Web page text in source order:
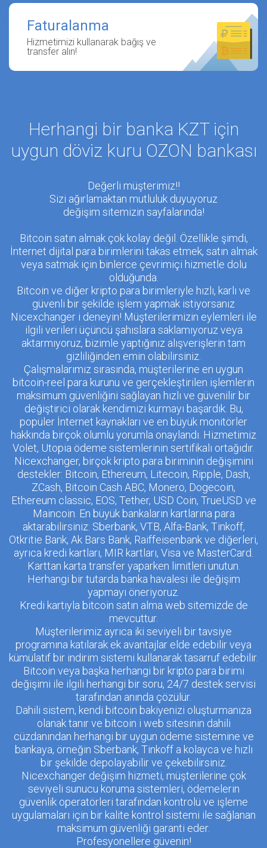
Faturalanma
Hizmetimizi kullanarak bağış ve
transfer alın!
Herhangi bir banka KZT için
uygun döviz kuru OZON bankası
Değerli müşterimiz!!
Sizi ağırlamaktan mutluluk duyuyoruz
değişim sitemizin sayfalarında!
Bitcoin satın almak çok kolay değil. Özellikle şimdi,
İnternet dijital para birimlerini takas etmek, satın almak
veya satmak için binlerce çevrimiçi hizmetle dolu
olduğunda.
Bitcoin ve diğer kripto para birimleriyle hızlı, karlı ve
güvenli bir şekilde işlem yapmak istiyorsanız
Nicexchanger i deneyin! Müşterilerimizin eylemleri ile
ilgili verileri üçüncü şahıslara saklamıyoruz veya
aktarmıyoruz, bizimle yaptığınız alışverişlerin tam
gizliliğinden emin olabilirsiniz.
Çalışmalarımız sırasında, müşterilerine en uygun
bitcoin-reel para kurunu ve gerçekleştirilen işlemlerin
maksimum güvenliğini sağlayan hızlı ve güvenilir bir
değiştirici olarak kendimizi kurmayı başardık. Bu,
popüler İnternet kaynakları ve en büyük monitörler
hakkında birçok olumlu yorumla onaylandı. Hizmetimiz
Volet, Utopia ödeme sistemlerinin sertifikalı ortağıdır.
Nicexchanger, birçok kripto para biriminin değişimini
destekler: Bitcoin, Ethereum, Litecoin, Ripple, Dash,
ZCash, Bitcoin Cash ABC, Monero, Dogecoin,
Ethereum classic, EOS, Tether, USD Coin, TrueUSD ve
Maincoin. En büyük bankaların kartlarına para
aktarabilirsiniz: Sberbank, VTB, Alfa-Bank, Tinkoff,
Otkritie Bank, Ak Bars Bank, Raiffeisenbank ve diğerleri,
ayrıca kredi kartları, MIR kartları, Visa ve MasterCard.
Karttan karta transfer yaparken limitleri unutun.
Herhangi bir tutarda banka havalesi ile değişim
yapmayı öneriyoruz.
Kredi kartıyla bitcoin satın alma web sitemizde de
mevcuttur.
Müşterilerimiz ayrıca iki seviyeli bir tavsiye
programına katılarak ek avantajlar elde edebilir veya
kümülatif bir indirim sistemi kullanarak tasarruf edebilir.
Bitcoin veya başka herhangi bir kripto para birimi
değişimi ile ilgili herhangi bir soru, 24/7 destek servisi
tarafından anında çözülür.
Dahili sistem, kendi bitcoin bakiyenizi oluşturmanıza
olanak tanır ve bitcoin i web sitesinin dahili
cüzdanından herhangi bir uygun ödeme sistemine ve
bankaya, örneğin Sberbank, Tinkoff a kolayca ve hızlı
bir şekilde depolayabilir ve çekebilirsiniz.
Nicexchanger değişim hizmeti, müşterilerine çok
seviyeli sunucu koruma sistemleri, ödemelerin
güvenlik operatörleri tarafından kontrolü ve işleme
uygulamaları için bir kalite kontrol sistemi ile sağlanan
maksimum güvenliği garanti eder.
Profesyonellere güvenin!